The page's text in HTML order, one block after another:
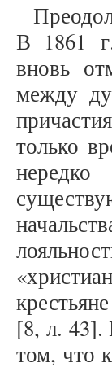
В 1861
вновь
между
только
[8, л. 43].
том, что